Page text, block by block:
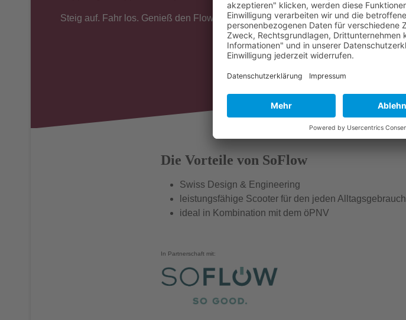
Steig auf. Fahr los. Genieß den Flow.
Die Vorteile von SoFlow
Swiss Design & Engineering
leistungsfähige Scooter für den jeden Alltagsgebrauch
ideal in Kombination mit dem öPNV
In Partnerschaft mit: